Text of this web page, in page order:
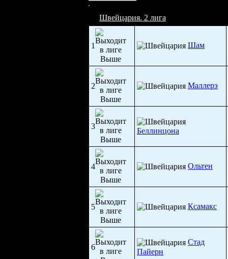
Швейцария. 2 лига
1 Шам
2 Маллерэ
3
Беллинцона
4 Ольтен
5 Ксамакс
6
Стад
Пайерн